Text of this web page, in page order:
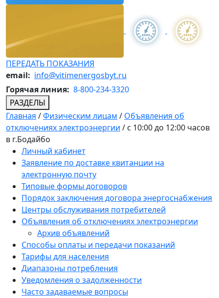
ПЕРЕДАТЬ ПОКАЗАНИЯ
email: info@vitimenergosbyt.ru
Горячая линия: 8-800-234-3320
РАЗДЕЛЫ
Главная /Физическим лицам / Объявления об
отключениях электроэнергии / c 10:00 до 12:00 часов
в г.Бодайбо
Личный кабинет
Заявление по доставке квитанции на
электронную почту
Типовые формы договоров
Порядок заключения договора энергоснабжения
Центры обслуживания потребителей
Объявления об отключениях электроэнергии
Архив объявлений
Способы оплаты и передачи показаний
Тарифы для населения
Диапазоны потребления
Уведомления о задолженности
Часто задаваемые вопросы